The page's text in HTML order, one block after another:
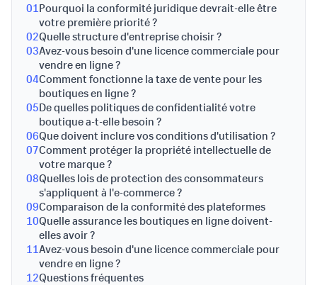
01Pourquoi la conformité juridique devrait-elle être
votre première priorité ?
02Quelle structure d'entreprise choisir ?
03Avez-vous besoin d'une licence commerciale pour
vendre en ligne ?
04Comment fonctionne la taxe de vente pour les
boutiques en ligne ?
05De quelles politiques de confidentialité votre
boutique a-t-elle besoin ?
06Que doivent inclure vos conditions d'utilisation ?
07Comment protéger la propriété intellectuelle de
votre marque ?
08Quelles lois de protection des consommateurs
s'appliquent à l'e-commerce ?
09Comparaison de la conformité des plateformes
10Quelle assurance les boutiques en ligne doivent-
elles avoir ?
11Avez-vous besoin d'une licence commerciale pour
vendre en ligne ?
12Questions fréquentes